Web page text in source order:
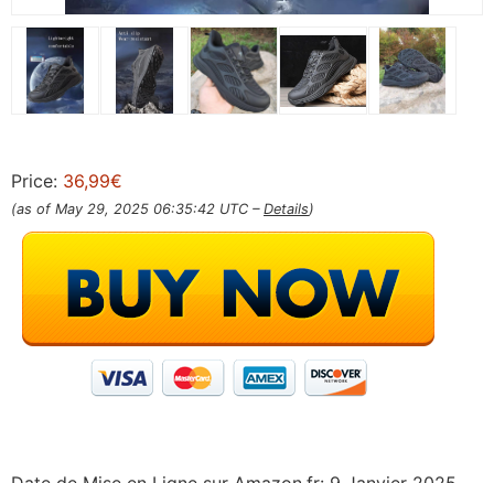
Price: 36,99€
(as of May 29, 2025 06:35:42 UTC – Details)